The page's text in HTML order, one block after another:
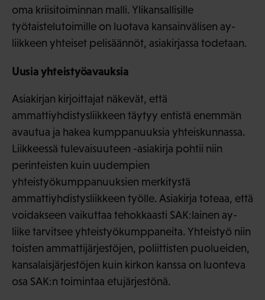
oma kriisitoiminnan malli. Ylikansallisille
työtaistelutoimille on luotava kansainvälisen ay-
liikkeen yhteiset pelisäännöt, asiakirjassa todetaan.
Uusia yhteistyöavauksia
Asiakirjan kirjoittajat näkevät, että
ammattiyhdistysliikkeen täytyy entistä enemmän
avautua ja hakea kumppanuuksia yhteiskunnassa.
Liikkeessä tulevaisuuteen -asiakirja pohtii niin
perinteisten kuin uudempien
yhteistyökumppanuuksien merkitystä
ammattiyhdistysliikkeen työlle. Asiakirja toteaa, että
voidakseen vaikuttaa tehokkaasti SAK:lainen ay-
liike tarvitsee yhteistyökumppaneita. Yhteistyö niin
toisten ammattijärjestöjen, poliittisten puolueiden,
kansalaisjärjestöjen kuin kirkon kanssa on luonteva
osa SAK:n toimintaa etujärjestönä.